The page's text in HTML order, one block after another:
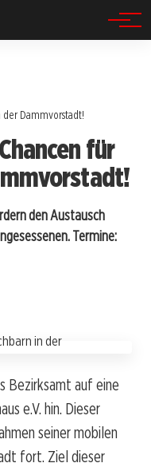
Dammvorstadt!
für
den Austausch
Termine:
Bezirksamt auf eine
e.V. hin. Dieser
seiner mobilen
fort. Ziel dieser